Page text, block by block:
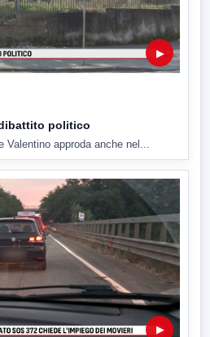
▶
politico
Valentino approda anche nel...
▶